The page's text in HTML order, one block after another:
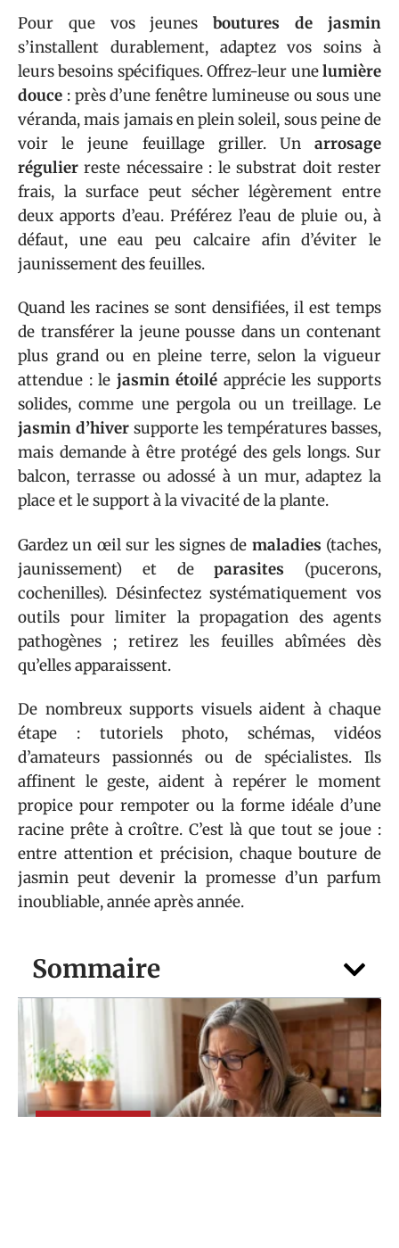
Sommaire
DIVERTISSEMENT
Pour que vos jeunesboutures de jasmin
s’installent durablement, adaptez vos soins à
leurs besoins spécifiques. Offrez-leur unelumière
douce : près d’une fenêtre lumineuse ou sous une
véranda, mais jamais en plein soleil, sous peine de
voir le jeune feuillage griller. Un arrosage
régulier reste nécessaire : le substrat doit rester
frais, la surface peut sécher légèrement entre
deux apports d’eau. Préférez l’eau de pluie ou, à
défaut, une eau peu calcaire afin d’éviter le
jaunissement des feuilles.
Quand les racines se sont densifiées, il est temps
de transférer la jeune pousse dans un contenant
plus grand ou en pleine terre, selon la vigueur
attendue : le jasmin étoilé apprécie les supports
solides, comme une pergola ou un treillage. Le
jasmin d’hiver supporte les températures basses,
mais demande à être protégé des gels longs. Sur
balcon, terrasse ou adossé à un mur, adaptez la
place et le support à la vivacité de la plante.
Gardez un œil sur les signes de maladies (taches,
jaunissement) et deparasites (pucerons,
cochenilles). Désinfectez systématiquement vos
outils pour limiter la propagation des agents
pathogènes ; retirez les feuilles abîmées dès
qu’elles apparaissent.
De nombreux supports visuels aident à chaque
étape : tutoriels photo, schémas, vidéos
d’amateurs passionnés ou de spécialistes. Ils
affinent le geste, aident à repérer le moment
propice pour rempoter ou la forme idéale d’une
racine prête à croître. C’est là que tout se joue :
entre attention et précision, chaque bouture de
jasmin peut devenir la promesse d’un parfum
inoubliable, année après année.